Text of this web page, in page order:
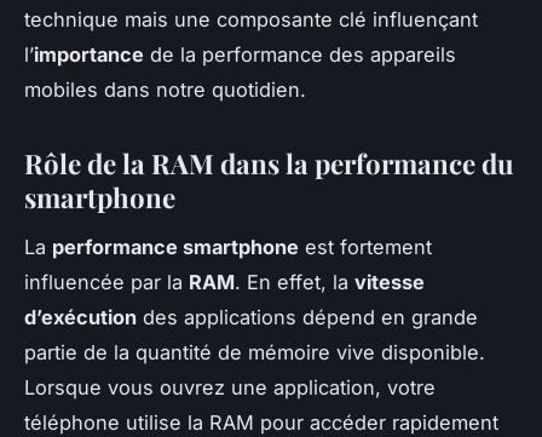
technique mais une composante clé influençant
l’importance de la performance des appareils
mobiles dans notre quotidien.
Rôle de la RAM dans la performance du
smartphone
La performance smartphone est fortement
influencée par la RAM. En effet, la vitesse
d’exécution des applications dépend en grande
partie de la quantité de mémoire vive disponible.
Lorsque vous ouvrez une application, votre
téléphone utilise la RAM pour accéder rapidement